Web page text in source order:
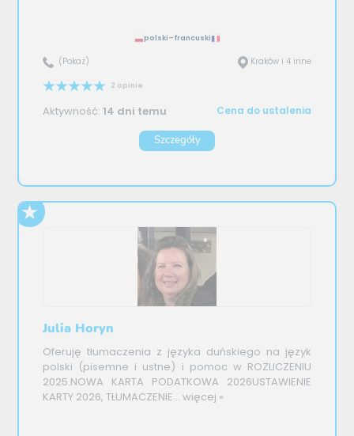
polski–francuski
(Pokaż) Kraków i 4 inne
2 opinie
Aktywność:14 dni temu Cena do ustalenia
Szczegóły
Julia Horyn
Oferuję tłumaczenia z języka duńskiego na język
polski (pisemne i ustne) i pomoc w ROZLICZENIU
2025.NOWA KARTA PODATKOWA 2026USTAWIENIE
KARTY 2026, TŁUMACZENIE... więcej »